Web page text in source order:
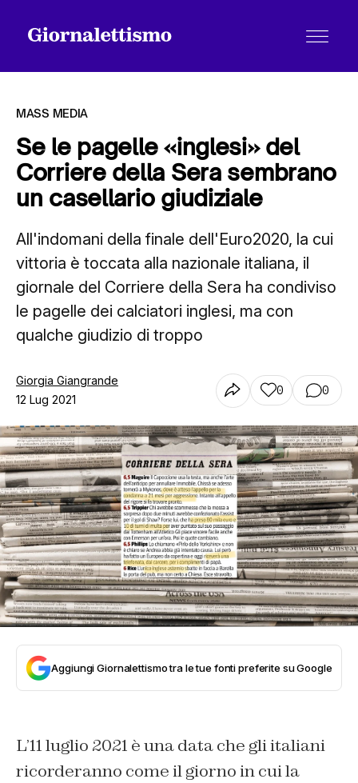
Tutti gli articoli
Chi siamo
Contatti
MASS MEDIA
Se le pagelle «inglesi» del
Corriere della Sera sembrano
un casellario giudiziale
All'indomani della finale dell'Euro2020, la cui
vittoria è toccata alla nazionale italiana, il
giornale del Corriere della Sera ha condiviso
le pagelle dei calciatori inglesi, ma con
qualche giudizio di troppo
Giorgia Giangrande
12 Lug 2021
0 0
Aggiungi Giornalettismo tra le tue fonti preferite su Google
L’11 luglio 2021 è una data che gli italiani
ricorderanno come il giorno in cui la